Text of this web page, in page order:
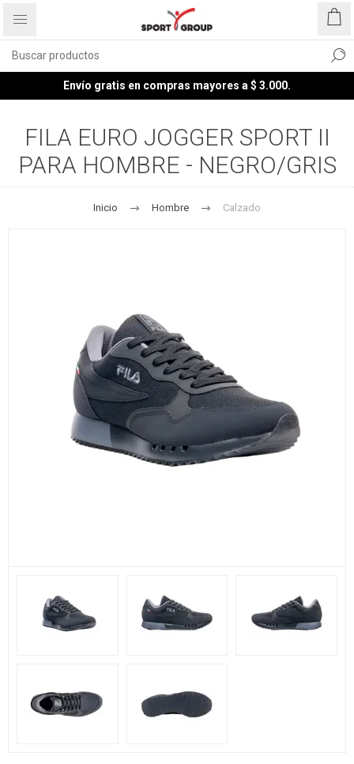
Envío gratis en compras mayores a $ 3.000.
FILA EURO JOGGER SPORT II
PARA HOMBRE - NEGRO/GRIS
Inicio Hombre Calzado